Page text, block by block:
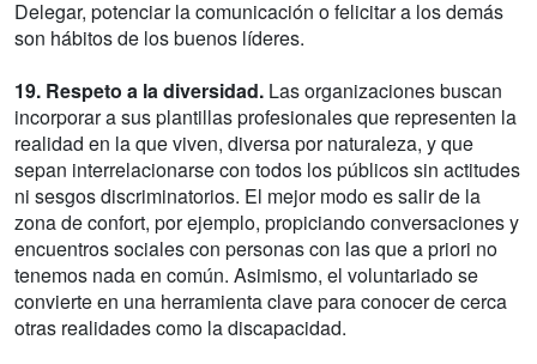
Delegar, potenciar la comunicación o felicitar a los demás
son hábitos de los buenos líderes.
19. Respeto a la diversidad. Las organizaciones buscan
incorporar a sus plantillas profesionales que representen la
realidad en la que viven, diversa por naturaleza, y que
sepan interrelacionarse con todos los públicos sin actitudes
ni sesgos discriminatorios. El mejor modo es salir de la
zona de confort, por ejemplo, propiciando conversaciones y
encuentros sociales con personas con las que a priori no
tenemos nada en común. Asimismo, el voluntariado se
convierte en una herramienta clave para conocer de cerca
otras realidades como la discapacidad.